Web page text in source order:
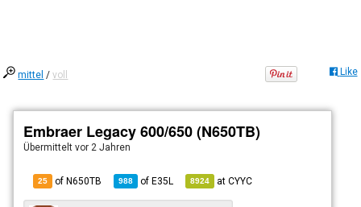
mittel /voll Like
Embraer Legacy 600/650 (N650TB)
Übermitteltvor 2 Jahren
25 of N650TB 988 ofE35L 8924 atCYYC